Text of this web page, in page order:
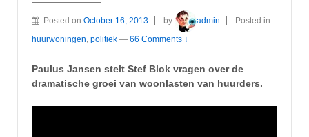
Posted on October 16, 2013 by admin
Posted in
huurwoningen politiek — 66 Comments ↓
Paulus Jansen stelt Stef Blok vragen over de
dramatische groei van woonlasten van huurders.